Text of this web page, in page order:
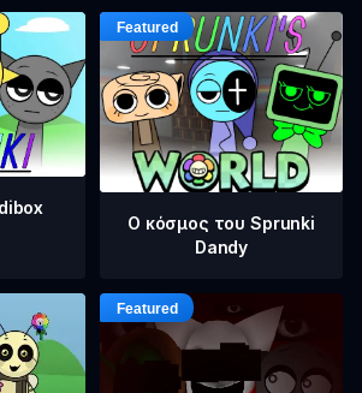
Ο κόσμος του Sprunki
Dandy